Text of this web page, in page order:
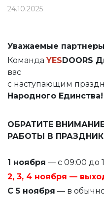
24.10.2025
Уважаемые
Команда YESDOORS
вас
с наступающим
Народного Единства!
ОБРАТИТЕ
РАБОТЫ В
1 ноября — с 09:00 до
2, 3, 4 ноября —
С 5 ноября — в